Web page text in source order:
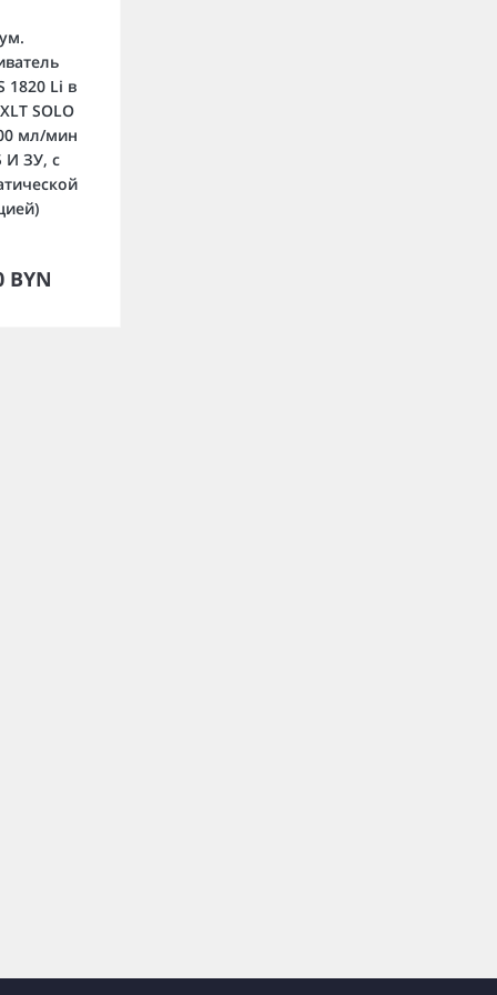
1820 Li в
SOLO
мл/мин
И ЗУ, с
BYN